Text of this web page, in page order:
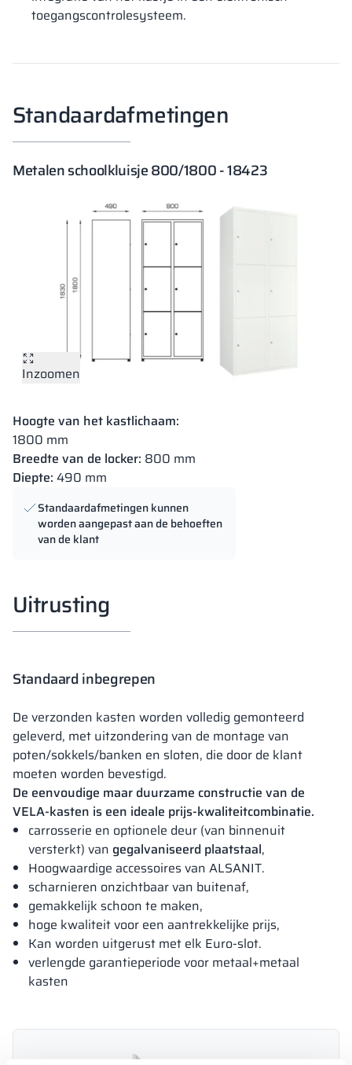
toegangscontrolesysteem.
Standaardafmetingen
Metalen schoolkluisje 800/1800 - 18423
Inzoomen
Hoogte van het kastlichaam:
1800 mm
Breedte van de locker: 800 mm
Diepte: 490 mm
Standaardafmetingen kunnen
worden aangepast aan de behoeften
van de klant
Uitrusting
Standaard inbegrepen
De verzonden kasten worden volledig gemonteerd
geleverd, met uitzondering van de montage van
poten/sokkels/banken en sloten, die door de klant
moeten worden bevestigd.
De eenvoudige maar duurzame constructie van de
VELA-kasten is een ideale prijs-kwaliteitcombinatie.
carrosserie en optionele deur (van binnenuit
versterkt) van gegalvaniseerd plaatstaal,
Hoogwaardige accessoires van ALSANIT.
scharnieren onzichtbaar van buitenaf,
gemakkelijk schoon te maken,
hoge kwaliteit voor een aantrekkelijke prijs,
Kan worden uitgerust met elk Euro-slot.
verlengde garantieperiode voor metaal+metaal
kasten